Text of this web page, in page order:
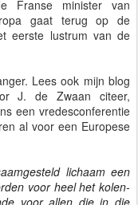
Franse minister van
gaat terug op de
eerste lustrum van de
Lees ook mijn blog
J. de Zwaan citeer,
een vredesconferentie
al voor een Europese
lichaam een
voor heel het kolen-
voor allen die in die